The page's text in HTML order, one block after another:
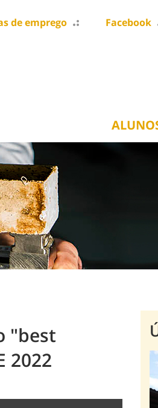
de emprego Facebook
"best
2022